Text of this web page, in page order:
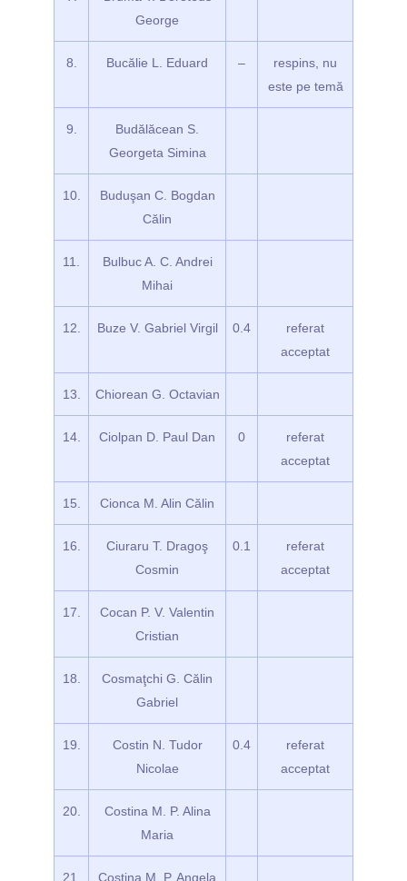
George
8. Bucălie L. Eduard –
respins, nu
este pe temă
9.
Budălăcean S.
Georgeta Simina
10.
Buduşan C. Bogdan
Călin
11.
Bulbuc A. C. Andrei
Mihai
12. Buze V. Gabriel Virgil 0.4
referat
acceptat
13. Chiorean G. Octavian
14. Ciolpan D. Paul Dan 0
referat
acceptat
15. Cionca M. Alin Călin
16.
Ciuraru T. Dragoş
Cosmin
0.1
referat
acceptat
17.
Cocan P. V. Valentin
Cristian
18.
Cosmaţchi G. Călin
Gabriel
19.
Costin N. Tudor
Nicolae
0.4
referat
acceptat
20.
Costina M. P. Alina
Maria
21. Costina M. P. Angela